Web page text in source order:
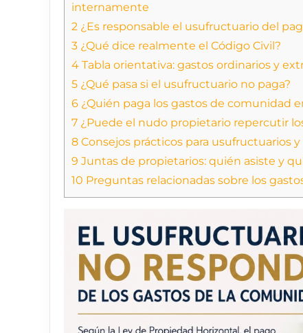
internamente
2 ¿Es responsable el usufructuario del
3 ¿Qué dice realmente el Código Civil?
4 Tabla orientativa: gastos ordinarios y
5 ¿Qué pasa si el usufructuario no paga?
6 ¿Quién paga los gastos de comunidad
7 ¿Puede el nudo propietario repercutir
8 Consejos prácticos para usufructuarios
9 Juntas de propietarios: quién asiste y
10 Preguntas relacionadas sobre los